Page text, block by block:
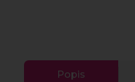
Popis